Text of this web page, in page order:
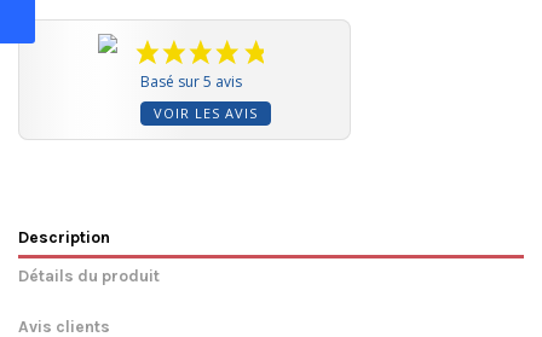
Basé sur 5 avis
VOIR LES AVIS
Description
Détails du produit
Avis clients